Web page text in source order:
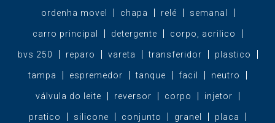
ordenha movel chapa relé semanal
carro principal detergente corpo, acrilico
bvs 250 reparo vareta transferidor plastico
tampa espremedor tanque facil neutro
válvula do leite reversor corpo injetor
pratico silicone conjunto granel placa